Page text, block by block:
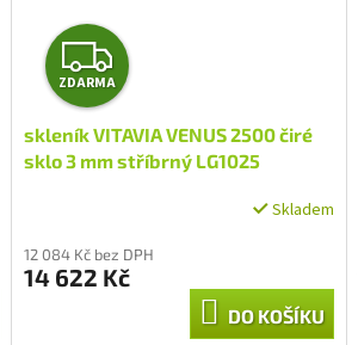
Z
D
A
M
ZDARMA
skleník VITAVIA VENUS 2500 čiré
sklo 3 mm stříbrný LG1025
Skladem
12 084 Kč bez DPH
14 622 Kč
DO KOŠÍKU